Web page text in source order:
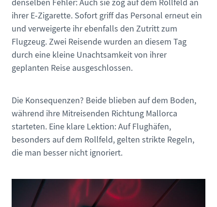
denselben Fehler: Auch sie zog auf dem Rollfeld an
ihrer E-Zigarette. Sofort griff das Personal erneut ein
und verweigerte ihr ebenfalls den Zutritt zum
Flugzeug. Zwei Reisende wurden an diesem Tag
durch eine kleine Unachtsamkeit von ihrer
geplanten Reise ausgeschlossen.
Die Konsequenzen? Beide blieben auf dem Boden,
während ihre Mitreisenden Richtung Mallorca
starteten. Eine klare Lektion: Auf Flughäfen,
besonders auf dem Rollfeld, gelten strikte Regeln,
die man besser nicht ignoriert.